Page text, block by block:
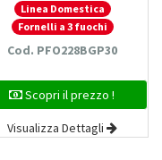
Linea Domestica
Fornelli a 3 fuochi
Cod. PFO228BGP30
Scopri il prezzo !
Visualizza Dettagli